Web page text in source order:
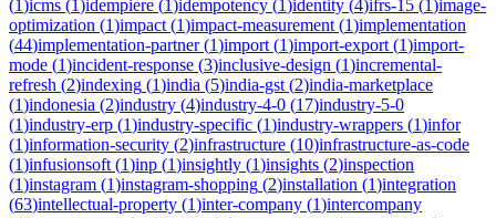
(1)icms (1)idempiere (1)idempotency (1)identity (4)ifrs-15 (1)image-
optimization (1)impact (1)impact-measurement (1)implementation
(44)implementation-partner(1)import (1)import-export (1)import-
mode (1)incident-response (3)inclusive-design (1)incremental-
refresh (2)indexing (1)india (5)india-gst (2)india-marketplace
(1)indonesia (2)industry (4)industry-4-0 (17)industry-5-0
(1)industry-erp (1)industry-specific (1)industry-wrappers (1)infor
(1)information-security (2)infrastructure (10)infrastructure-as-code
(1)infusionsoft (1)inp (1)insightly (1)insights (2)inspection
(1)instagram (1)instagram-shopping (2)installation (1)integration
(63)intellectual-property (1)inter-company (1)intercompany